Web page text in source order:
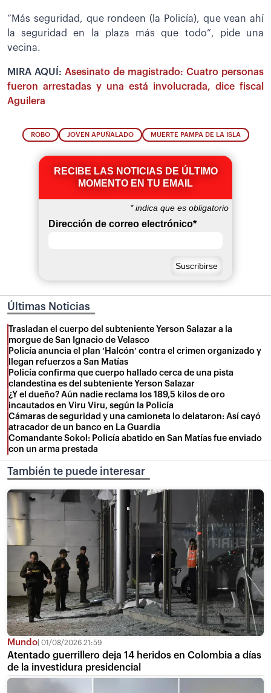
“Más seguridad, que rondeen (la Policía), que vean ahí
la seguridad en la plaza más que todo”, pide una
vecina.
MIRA AQUÍ: Asesinato de magistrado: Cuatro personas
fueron arrestadas y una está involucrada, dice fiscal
Aguilera
ROBO JOVEN APUÑALADO MUERTE PAMPA DE LA ISLA
RECIBE LAS NOTICIAS DE ÚLTIMO
MOMENTO EN TU EMAIL
*indica que es obligatorio
Dirección de correo electrónico*
Últimas Noticias
Trasladan el cuerpo del subteniente Yerson Salazar a la
morgue de San Ignacio de Velasco
Policía anuncia el plan ‘Halcón’ contra el crimen organizado y
llegan refuerzos a San Matías
Policía confirma que cuerpo hallado cerca de una pista
clandestina es del subteniente Yerson Salazar
¿Y el dueño? Aún nadie reclama los 189,5 kilos de oro
incautados en Viru Viru, según la Policía
Cámaras de seguridad y una camioneta lo delataron: Así cayó
atracador de un banco en La Guardia
Comandante Sokol: Policía abatido en San Matías fue enviado
con un arma prestada
También te puede interesar
Mundo 01/08/2026 21:59
Atentado guerrillero deja 14 heridos en Colombia a días
de la investidura presidencial